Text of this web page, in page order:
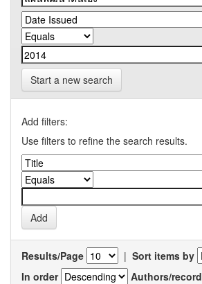
Start a new search
Add filters:
Use filters to refine the search results.
Results/Page | Sort items by
In order
Authors/record